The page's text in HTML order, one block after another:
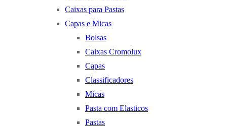
Caixas para Pastas
Capas e Micas
Bolsas
Caixas Cromolux
Capas
Classificadores
Micas
Pasta com Elasticos
Pastas